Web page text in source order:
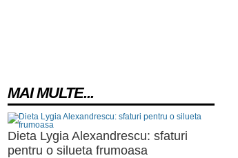
MAI MULTE...
Dieta Lygia Alexandrescu: sfaturi
pentru o silueta frumoasa